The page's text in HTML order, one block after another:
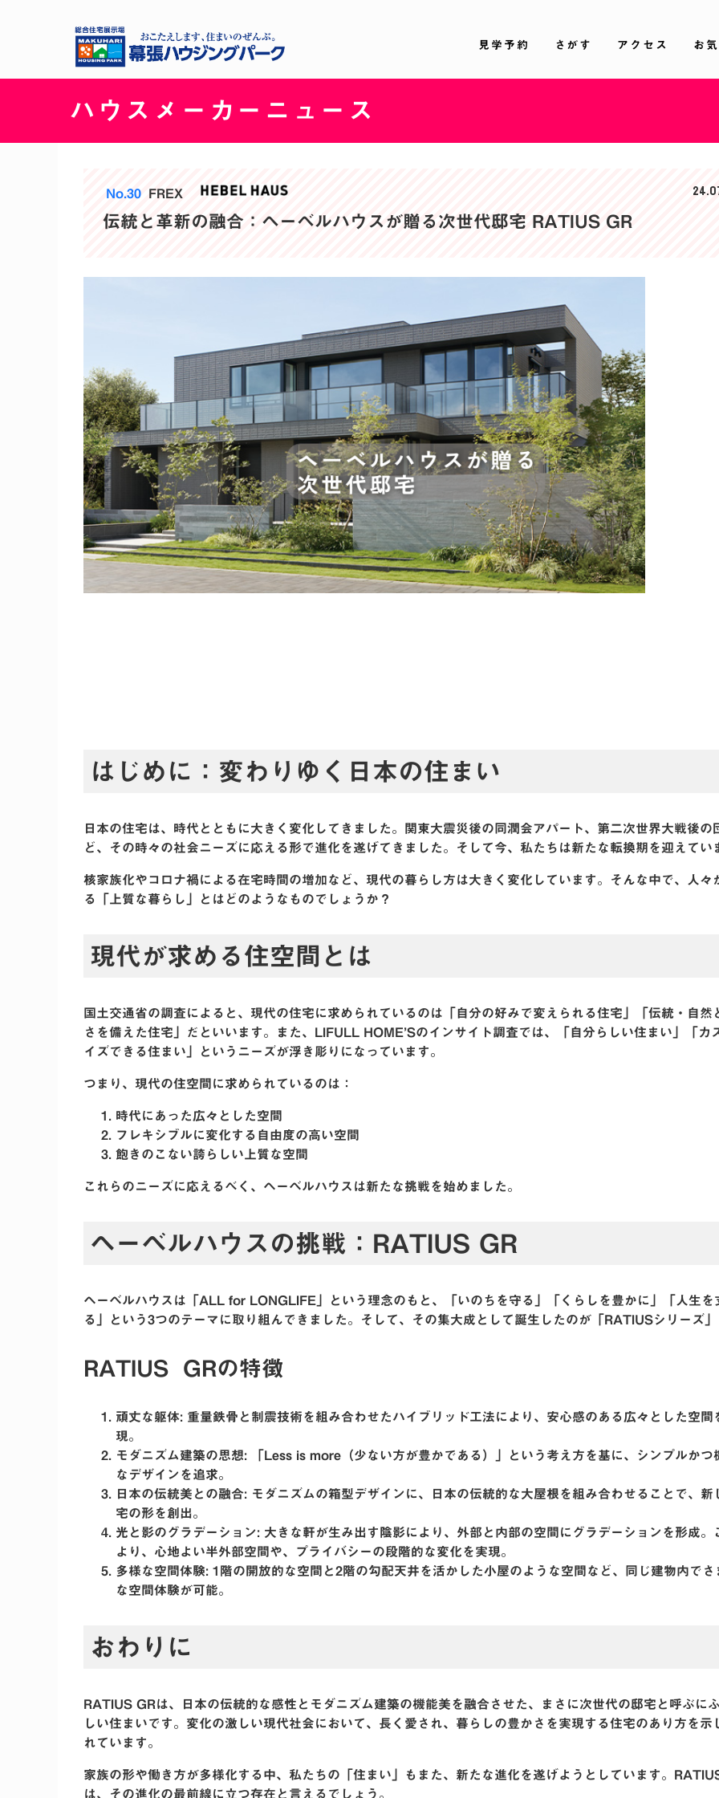
お
アクセス
さがす
見学予約
ハウスメーカーニュース
No.30 FREX
伝統と革新の融合：ヘーベルハウスが贈る次世代邸宅 RATIUS GR
はじめに：変わりゆく日本の住まい
日本の住宅は、時代とともに大きく変化してきました。関東大震災後の同潤会アパート、第二次世界大戦後の
ど、その時々の社会ニーズに応える形で進化を遂げてきました。そして今、私たちは新たな転換期を迎えてい
核家族化やコロナ禍による在宅時間の増加など、現代の暮らし方は大きく変化しています。そんな中で、人々
る「上質な暮らし」とはどのようなものでしょうか？
現代が求める住空間とは
国土交通省の調査によると、現代の住宅に求められているのは「自分の好みで変えられる住宅」「伝統・自然
さを備えた住宅」だといいます。また、LIFULL HOME’Sのインサイト調査では、「自分らしい住まい」「カ
イズできる住まい」というニーズが浮き彫りになっています。
つまり、現代の住空間に求められているのは：
時代にあった広々とした空間
フレキシブルに変化する自由度の高い空間
飽きのこない誇らしい上質な空間
これらのニーズに応えるべく、ヘーベルハウスは新たな挑戦を始めました。
ヘーベルハウスの挑戦：RATIUS GR
ヘーベルハウスは「ALL for LONGLIFE」という理念のもと、「いのちを守る」「くらしを豊かに」「人生を
る」という3つのテーマに取り組んできました。そして、その集大成として誕生したのが「RATIUSシリーズ」
RATIUS GRの特徴
頑丈な躯体: 重量鉄骨と制震技術を組み合わせたハイブリッド工法により、安心感のある広々とした空間
現。
モダニズム建築の思想: 「Less is more（少ない方が豊かである）」という考え方を基に、シンプルかつ
なデザインを追求。
日本の伝統美との融合: モダニズムの箱型デザインに、日本の伝統的な大屋根を組み合わせることで、新
宅の形を創出。
光と影のグラデーション: 大きな軒が生み出す陰影により、外部と内部の空間にグラデーションを形成。
より、心地よい半外部空間や、プライバシーの段階的な変化を実現。
多様な空間体験: 1階の開放的な空間と2階の勾配天井を活かした小屋のような空間など、同じ建物内でさ
な空間体験が可能。
おわりに
RATIUS GRは、日本の伝統的な感性とモダニズム建築の機能美を融合させた、まさに次世代の邸宅と呼ぶに
しい住まいです。変化の激しい現代社会において、長く愛され、暮らしの豊かさを実現する住宅のあり方を示
れています。
家族の形や働き方が多様化する中、私たちの「住まい」もまた、新たな進化を遂げようとしています。
は、その進化の最前線に立つ存在と言えるでしょう。